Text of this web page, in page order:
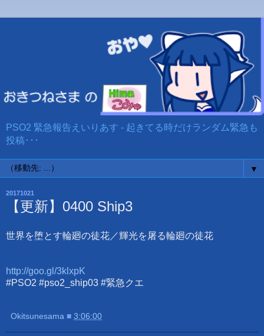
PSO2 緊急報告えいりあす - 起きてる時だけランダム緊急も
投稿･･･
▼
20171021
【更新】0400 Ship3
世界を堕とす輪廻の徒花／輝光を屠る輪廻の徒花
http://goo.gl/3klxpK
#PSO2 #pso2_ship03 #緊急クエ
Okitsunesama ■ 3:06:00